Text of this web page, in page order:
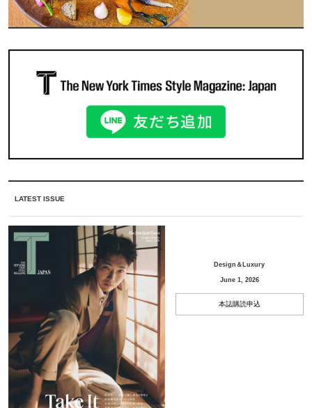
LATEST ISSUE
Design＆Luxury
June 1, 2026
本誌購読申込